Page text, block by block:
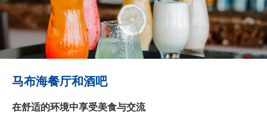
马布海餐厅和酒吧
在舒适的环境中享受美食与交流